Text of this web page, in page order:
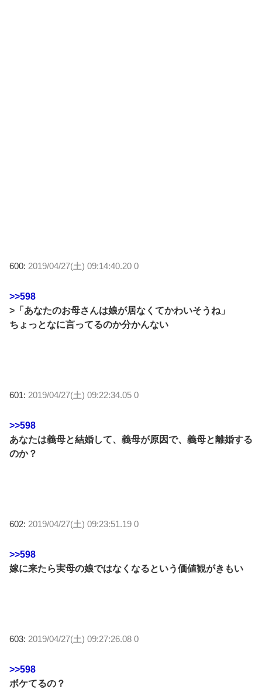
600: 2019/04/27(土) 09:14:40.20 0
>>598
>「あなたのお母さんは娘が居なくてかわいそうね」
ちょっとなに言ってるのか分かんない
601: 2019/04/27(土) 09:22:34.05 0
>>598
あなたは義母と結婚して、義母が原因で、義母と離婚する
のか？
602: 2019/04/27(土) 09:23:51.19 0
>>598
嫁に来たら実母の娘ではなくなるという価値観がきもい
603: 2019/04/27(土) 09:27:26.08 0
>>598
ボケてるの？